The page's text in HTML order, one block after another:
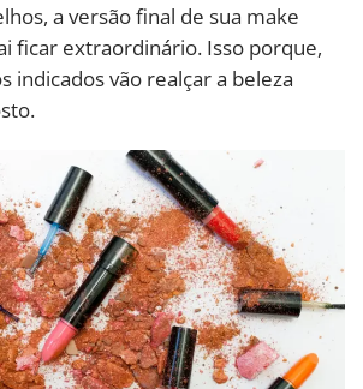
a versão final de sua make
ficar extraordinário. Isso porque,
indicados vão realçar a beleza